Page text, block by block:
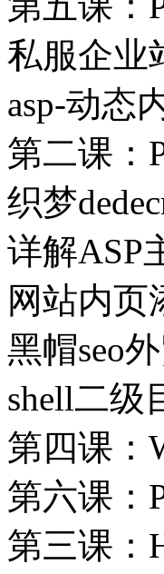
私服企业
asp-动态
第二课：
织梦
详解ASP
网站内页
黑帽seo
shell二级
第四课：
第六课：
第三课：